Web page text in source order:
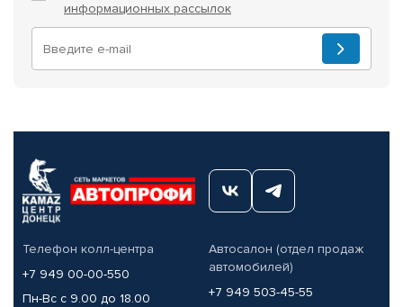
информационных рассылок
Телефон колл-центра
+7 949 00-00-550
Пн-Вс с 9.00 до 18.00
Автосалон (отдел продаж
автомобилей)
+7 949 503-45-55